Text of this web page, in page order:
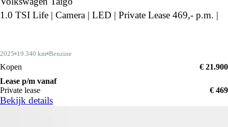
1.0 TSI Life | Camera | LED | Private Lease 469,- p.m. |
2025 19.340 km Benzine
Kopen
€ 21.900
Lease p/m vanaf
Private lease
€ 469
Bekijk details